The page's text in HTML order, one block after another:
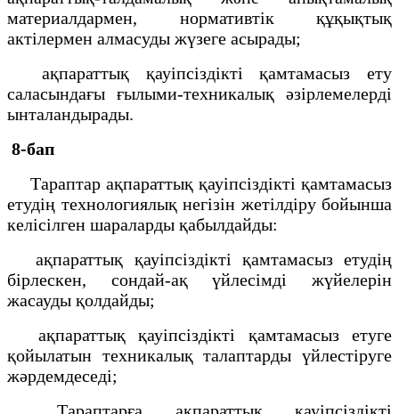
материалдармен, нормативтік құқықтық
актілермен алмасуды жүзеге асырады;
ақпараттық қауіпсіздікті қамтамасыз ету
саласындағы ғылыми-техникалық әзірлемелерді
ынталандырады.
8-бап
Тараптар ақпараттық қауіпсіздікті қамтамасыз
етудің технологиялық негізін жетілдіру бойынша
келісілген шараларды қабылдайды:
ақпараттық қауіпсіздікті қамтамасыз етудің
бірлескен, сондай-ақ үйлесімді жүйелерін
жасауды қолдайды;
ақпараттық қауіпсіздікті қамтамасыз етуге
қойылатын техникалық талаптарды үйлестіруге
жәрдемдеседі;